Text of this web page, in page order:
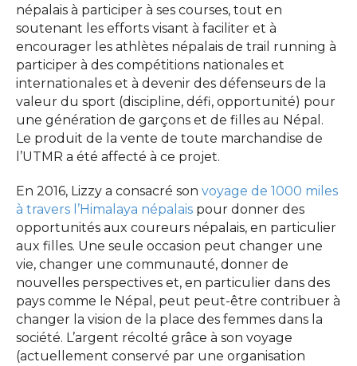
népalais à participer à ses courses, tout en
soutenant les efforts visant à faciliter et à
encourager les athlètes népalais de trail running à
participer à des compétitions nationales et
internationales et à devenir des défenseurs de la
valeur du sport (discipline, défi, opportunité) pour
une génération de garçons et de filles au Népal.
Le produit de la vente de toute marchandise de
l’UTMR a été affecté à ce projet.
En 2016, Lizzy a consacré son voyage de 1000 miles
à travers l’Himalaya népalais pour donner des
opportunités aux coureurs népalais, en particulier
aux filles. Une seule occasion peut changer une
vie, changer une communauté, donner de
nouvelles perspectives et, en particulier dans des
pays comme le Népal, peut peut-être contribuer à
changer la vision de la place des femmes dans la
société. L’argent récolté grâce à son voyage
(actuellement conservé par une organisation